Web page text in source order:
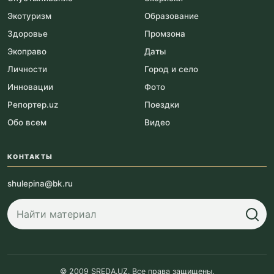
Экотуризм
Образование
Здоровье
Промзона
Экоправо
Даты
Личности
Город и село
Инновации
Фото
Репортер.uz
Поездки
Обо всем
Видео
КОНТАКТЫ
shulepina@bk.ru
© 2009 SREDA.UZ. Все права защищены.